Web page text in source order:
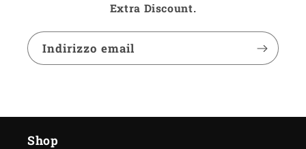
Extra Discount.
Indirizzo email
Shop